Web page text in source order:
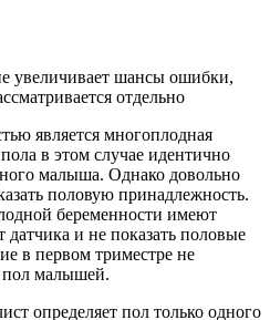
увеличивает шансы ошибки,
отдельно
является многоплодная
в этом случае идентично
малыша. Однако довольно
половую принадлежность.
беременности имеют
датчика и не показать половые
в первом триместре не
пол малышей.
определяет пол только одного